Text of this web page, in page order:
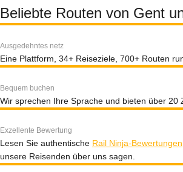
Beliebte Routen von Gent
Ausgedehntes netz
Eine Plattform, 34+ Reiseziele, 700+ Routen
Bequem buchen
Wir sprechen Ihre Sprache und bieten über 20
Exzellente Bewertung
Lesen Sie authentische Rail Ninja-Bewertungen
unsere Reisenden über uns sagen.